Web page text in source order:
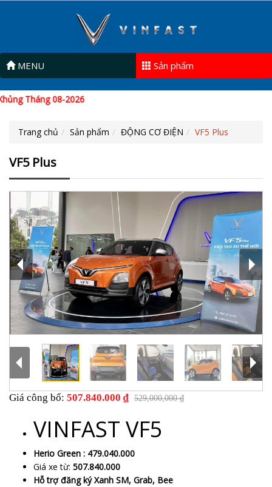
MENU Sản phẩm
08-2026
Trang chủ Sản phẩm ĐỘNG CƠ ĐIỆN VF5 Plus
VF5 Plus
Giá công bố: 507.840.000 ₫ 529,000,000 ₫
VINFAST VF5
Herio Green : 479.040.000
Giá xe từ: 507.840.000
Hỗ trợ đăng ký Xanh SM, Grab, Bee